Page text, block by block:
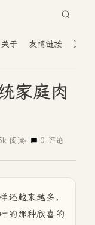
关于 友情链接 读者
家庭肉
阅读 0 评论
还越来越多，
的那种欣喜的